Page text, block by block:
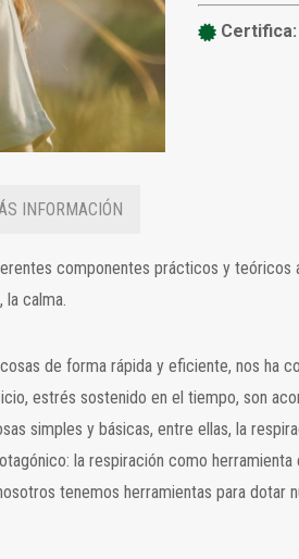
Certifica:
INFORMACIÓN
componentes prácticos y teóricos
calma.
de forma rápida y eficiente, nos ha
estrés sostenido en el tiempo, son
simples y básicas, entre ellas, la
la respiración como
tenemos herramientas para dotar